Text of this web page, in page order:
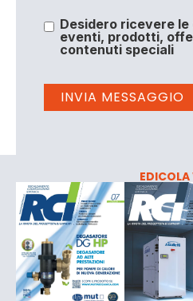
Desidero ricevere
eventi, prodotti,
contenuti speciali
EDICOLA